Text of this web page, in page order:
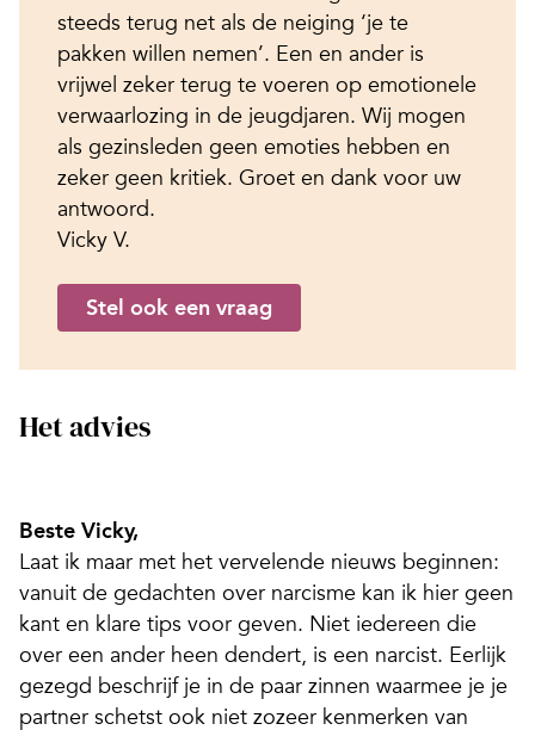
steeds terug net als de neiging ‘je te
pakken willen nemen’. Een en ander is
vrijwel zeker terug te voeren op emotionele
verwaarlozing in de jeugdjaren. Wij mogen
als gezinsleden geen emoties hebben en
zeker geen kritiek. Groet en dank voor uw
antwoord.
Vicky V.
Stel ook een vraag
Het advies
Beste Vicky,
Laat ik maar met het vervelende nieuws beginnen:
vanuit de gedachten over narcisme kan ik hier geen
kant en klare tips voor geven. Niet iedereen die
over een ander heen dendert, is een narcist. Eerlijk
gezegd beschrijf je in de paar zinnen waarmee je je
partner schetst ook niet zozeer kenmerken van